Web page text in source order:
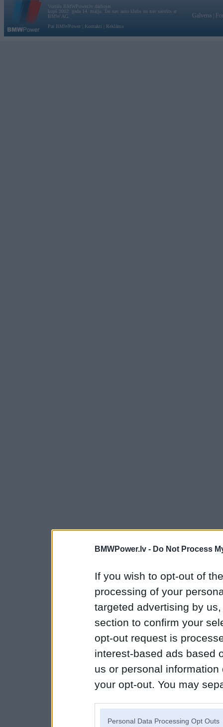
BMWPower.lv - Do Not Process
If you wish to opt-out of
processing of your
targeted advertising by
section to confirm your
opt-out request is
interest-based ads based
us or personal
your opt-out. You may
Personal Data Processing Opt Outs
Vortāls BMWPower.lv darbojas
kopš 2002. gada 14. maija. Tas nav auto klubs un nav saistīts ar
BMW AG.
Par BMWPower
Kontakti Reklāma
Galvena